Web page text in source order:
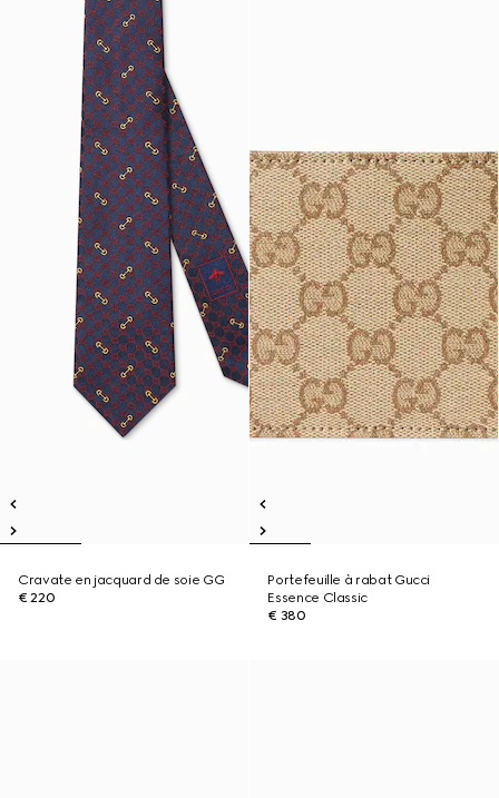
Cravate en jacquard de soie GG
€ 220
Portefeuille à rabat Gucci
Essence Classic
€ 380